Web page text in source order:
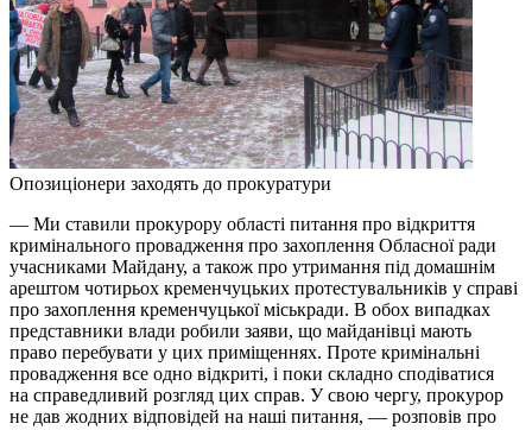
Опозиціонери заходять до прокуратури
— Ми ставили прокурору області питання про відкриття
кримінального провадження про захоплення Обласної ради
учасниками Майдану, а також про утримання під домашнім
арештом чотирьох кременчуцьких протестувальників у справі
про захоплення кременчуцької міськради. В обох випадках
представники влади робили заяви, що майданівці мають
право перебувати у цих приміщеннях. Проте кримінальні
провадження все одно відкриті, і поки складно сподіватися
на справедливий розгляд цих справ. У свою чергу, прокурор
не дав жодних відповідей на наші питання, — розповів про